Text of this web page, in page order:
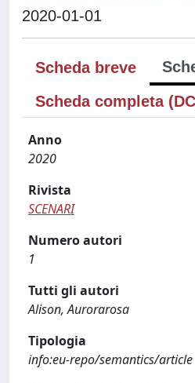
2020-01-01
Scheda breve
Scheda completa
Anno
2020
Rivista
SCENARI
Numero autori
1
Tutti gli autori
Alison, Aurorarosa
Tipologia
info:eu-repo/semantics/article